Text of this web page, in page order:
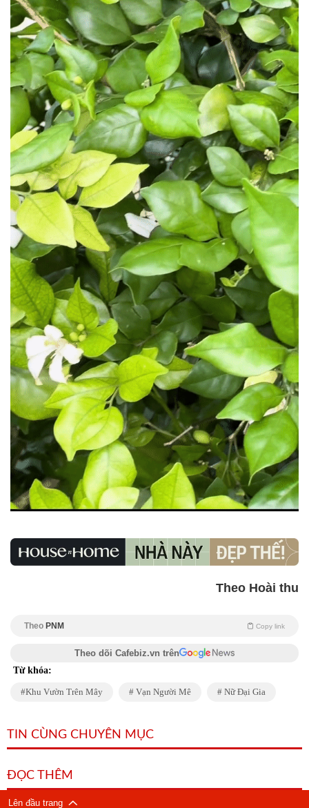
Theo Hoài thu
Theo PNM Copy link
Theo dõi Cafebiz.vn trên
Từ khóa:
Khu Vườn Trên Mây Vạn Người Mê Nữ Đại Gia
TIN CÙNG CHUYÊN MỤC
ĐỌC THÊM
Lên đầu trang